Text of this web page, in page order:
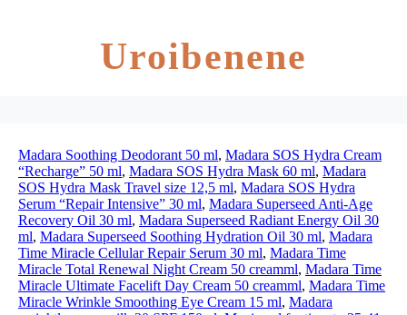
Uroibenene
Madara Soothing Deodorant 50 ml, Madara SOS Hydra Cream
“Recharge” 50 ml, Madara SOS Hydra Mask 60 ml, Madara
SOS Hydra Mask Travel size 12,5 ml, Madara SOS Hydra
Serum “Repair Intensive” 30 ml, Madara Superseed Anti-Age
Recovery Oil 30 ml, Madara Superseed Radiant Energy Oil 30
ml, Madara Superseed Soothing Hydration Oil 30 ml, Madara
Time Miracle Cellular Repair Serum 30 ml, Madara Time
Miracle Total Renewal Night Cream 50 creamml, Madara Time
Miracle Ultimate Facelift Day Cream 50 creamml, Madara Time
Miracle Wrinkle Smoothing Eye Cream 15 ml, Madara